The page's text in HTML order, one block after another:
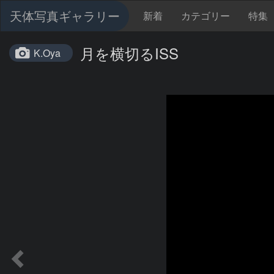
天体写真ギャラリー 新着 カテゴリー 特集
K.Oya 月を横切るISS